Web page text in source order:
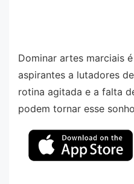
Dominar artes marciais
aspirantes a lutadores
rotina agitada e a falta
podem tornar esse